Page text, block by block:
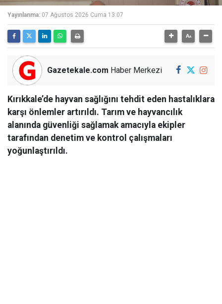
Yayınlanma: 07 Ağustos 2026 Cuma 13:07
Gazetekale.com Haber Merkezi
Kırıkkale’de hayvan sağlığını tehdit eden hastalıklara
karşı önlemler artırıldı. Tarım ve hayvancılık
alanında güvenliği sağlamak amacıyla ekipler
tarafından denetim ve kontrol çalışmaları
yoğunlaştırıldı.